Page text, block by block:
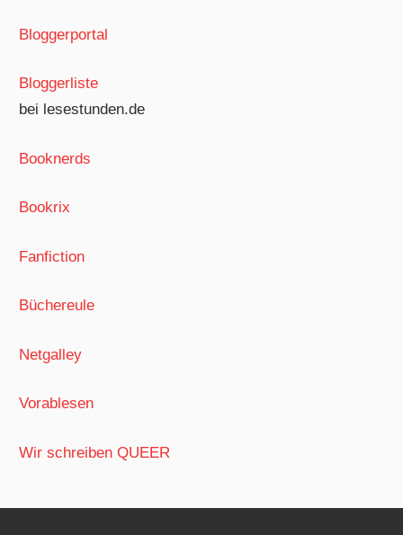
Bloggerportal
Bloggerliste
bei lesestunden.de
Booknerds
Bookrix
Fanfiction
Büchereule
Netgalley
Vorablesen
Wir schreiben QUEER